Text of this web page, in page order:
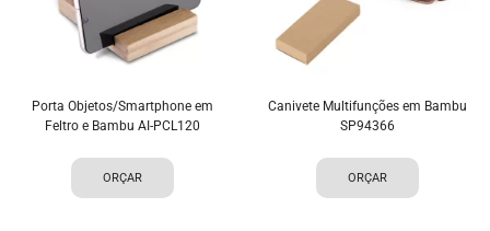
Porta Objetos/Smartphone em
Feltro e Bambu AI-PCL120
ORÇAR
Canivete Multifunções em Bambu
SP94366
ORÇAR